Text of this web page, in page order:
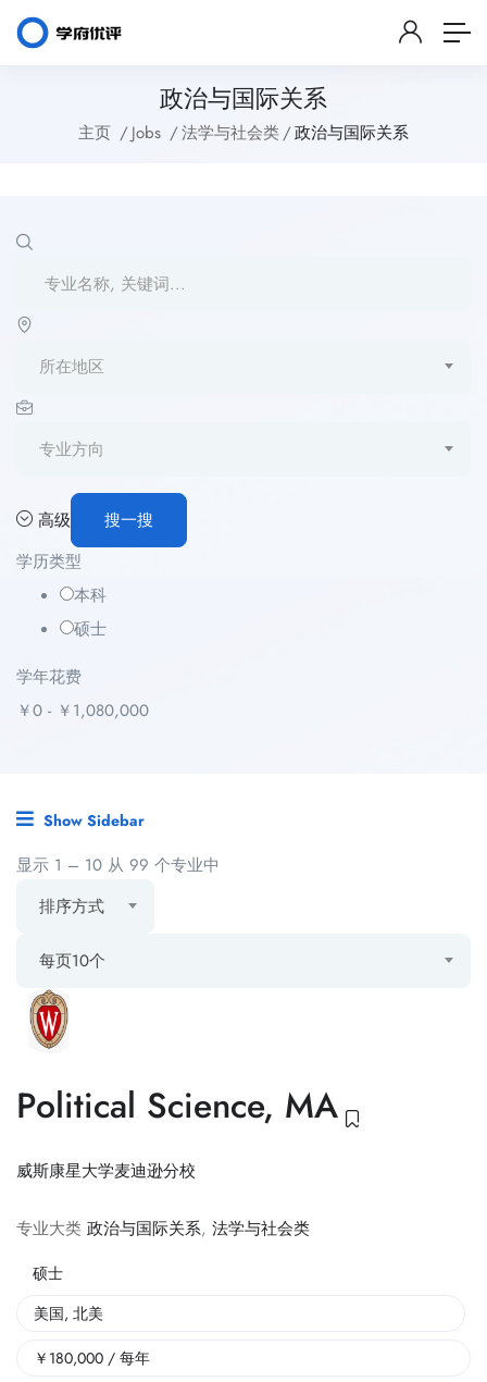
政治与国际关系
主页 Jobs 法学与社会类 政治与国际关系
所在地区
专业方向
高级
搜一搜
学历类型
本科
硕士
学年花费
￥0 - ￥1,080,000
Show Sidebar
显示 1 – 10 从 99 个专业中
排序方式
每页10个
Political Science, MA
威斯康星大学麦迪逊分校
专业大类 政治与国际关系, 法学与社会类
硕士
美国, 北美
￥ 180,000 / 每年